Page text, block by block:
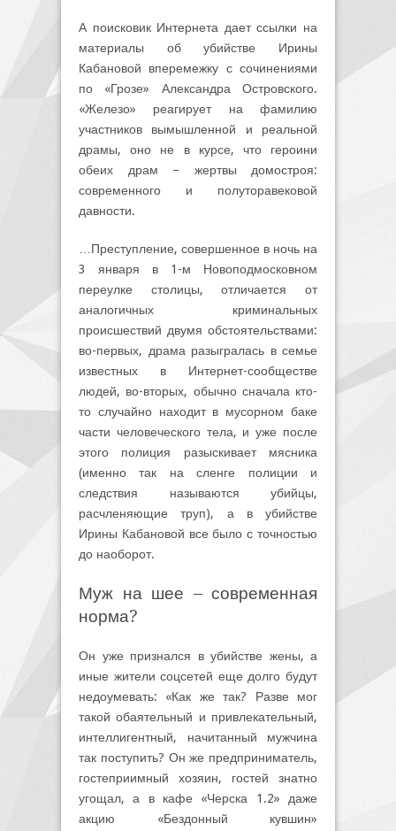
А поисковик Интернета дает ссылки на
материалы об убийстве Ирины
Кабановой вперемежку с сочинениями
по «Грозе» Александра Островского.
«Железо» реагирует на фамилию
участников вымышленной и реальной
драмы, оно не в курсе, что героини
обеих драм – жертвы домостроя:
современного и полуторавековой
давности.
…Преступление, совершенное в ночь на
3 января в 1-м Новоподмосковном
переулке столицы, отличается от
аналогичных криминальных
происшествий двумя обстоятельствами:
во-первых, драма разыгралась в семье
известных в Интернет-сообществе
людей, во-вторых, обычно сначала кто-
то случайно находит в мусорном баке
части человеческого тела, и уже после
этого полиция разыскивает мясника
(именно так на сленге полиции и
следствия называются убийцы,
расчленяющие труп), а в убийстве
Ирины Кабановой все было с точностью
до наоборот.
Муж на шее – современная
норма?
Он уже признался в убийстве жены, а
иные жители соцсетей еще долго будут
недоумевать: «Как же так? Разве мог
такой обаятельный и привлекательный,
интеллигентный, начитанный мужчина
так поступить? Он же предприниматель,
гостеприимный хозяин, гостей знатно
угощал, а в кафе «Черска 1.2» даже
акцию «Бездонный кувшин»